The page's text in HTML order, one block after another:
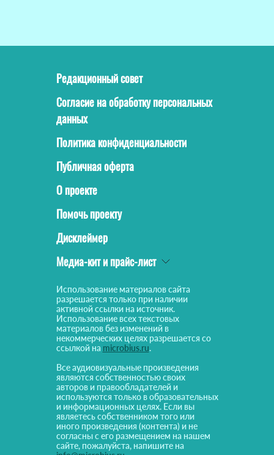
Редакционный совет
Согласие на обработку персональных
данных
Политика конфиденциальности
Публичная оферта
О проекте
Помочь проекту
Дисклеймер
Медиа-кит и прайс-лист
Использование материалов сайта
разрешается только при наличии
активной ссылки на источник.
Использование всех текстовых
материалов без изменений в
некоммерческих целях разрешается со
ссылкой на microbius.ru.
Все аудиовизуальные произведения
являются собственностью своих
авторов и правообладателей и
используются только в образовательных
и информационных целях. Если вы
являетесь собственником того или
иного произведения (контента) и не
согласны с его размещением на нашем
сайте, пожалуйста, напишите на